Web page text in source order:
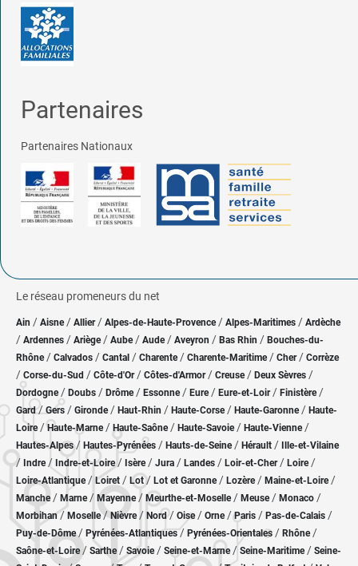
Partenaires
Partenaires Nationaux
Le réseau promeneurs du net
Ain / Aisne/ Allier/ Alpes-de-Haute-Provence / Alpes-Maritimes / Ardèche
/ Ardennes / Ariège/ Aube/ Aude / Aveyron / Bas Rhin / Bouches-du-
Rhône/ Calvados / Cantal / Charente / Charente-Maritime/ Cher / Corrèze
/ Corse-du-Sud / Côte-d'Or / Côtes-d'Armor/ Creuse/ Deux Sèvres /
Dordogne/ Doubs / Drôme/ Essonne / Eure/ Eure-et-Loir / Finistère/
Gard/Gers / Gironde/ Haut-Rhin / Haute-Corse/ Haute-Garonne/ Haute-
Loire/Haute-Marne/ Haute-Saône/ Haute-Savoie/ Haute-Vienne/
Hautes-Alpes/ Hautes-Pyrénées / Hauts-de-Seine/ Hérault / Ille-et-Vilaine
/ Indre/ Indre-et-Loire/ Isère/ Jura / Landes / Loir-et-Cher/ Loire/
Loire-Atlantique/ Loiret / Lot/ Lot et Garonne/ Lozère / Maine-et-Loire/
Manche/ Marne/ Mayenne/ Meurthe-et-Moselle/ Meuse/ Monaco /
Morbihan/ Moselle/ Nièvre / Nord/ Oise / Orne/Paris / Pas-de-Calais /
Puy-de-Dôme/ Pyrénées-Atlantiques / Pyrénées-Orientales / Rhône/
Saône-et-Loire/ Sarthe/ Savoie/ Seine-et-Marne/ Seine-Maritime/ Seine-